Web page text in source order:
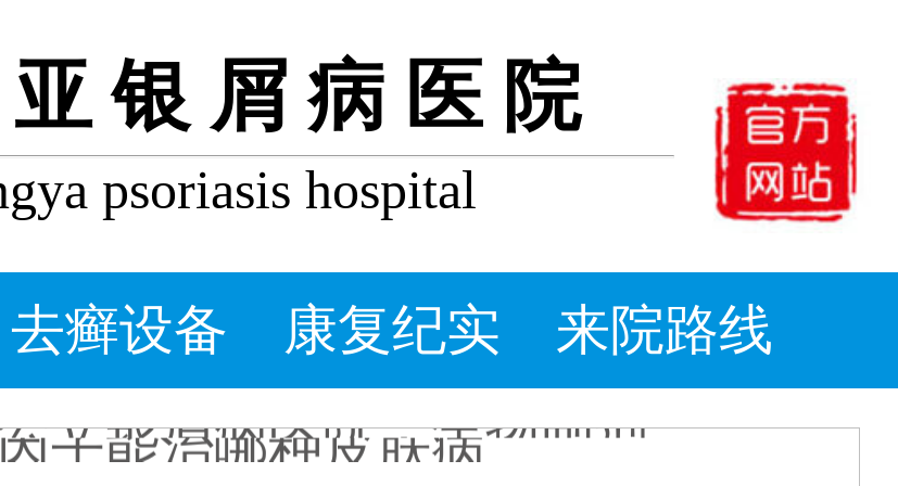
银屑病医院
psoriasis hospital
去癣设备 康复纪实 来院路线
癣会自己好吗_牛皮癣
度的银屑病要打生物制
掉皮屑掉得多怎么办_
癣偏方-花椒和醋能治
屑病炎症能吃什么消炎
片初期症状图片
什么
立银屑病医院：生物制剂
子能治哪种皮肤病